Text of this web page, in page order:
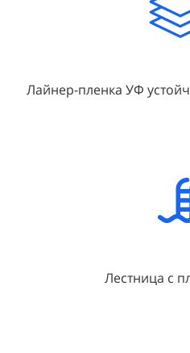
Лайнер-пленка УФ
Лестница с